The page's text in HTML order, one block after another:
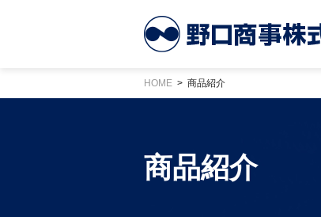
HOME 商品紹介
商品紹介